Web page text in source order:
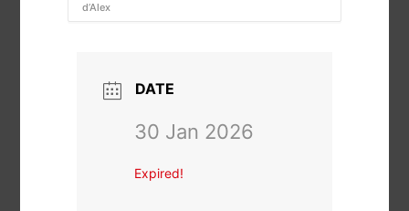
d’Alex
DATE
30 Jan 2026
Expired!